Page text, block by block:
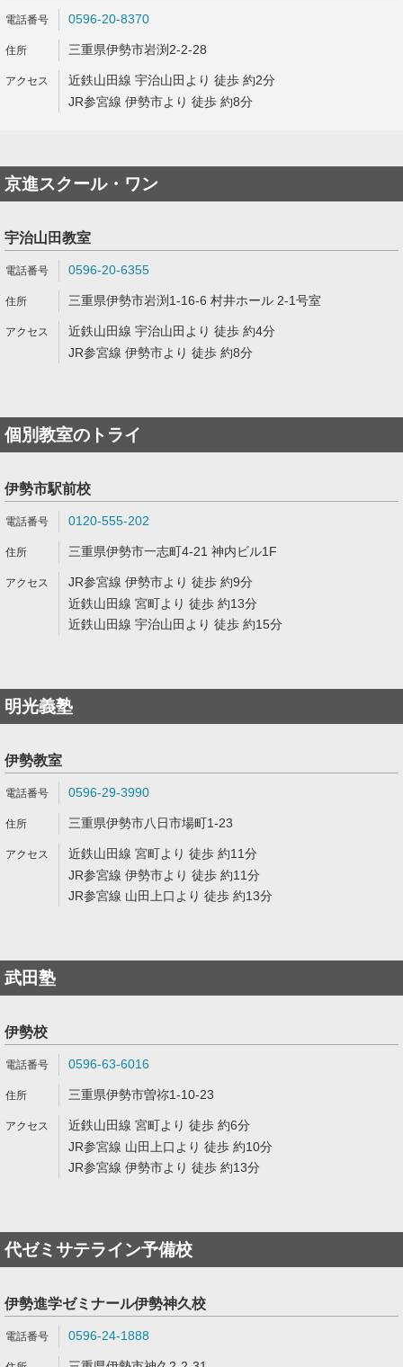
0596-20-8370
三重県伊勢市岩渕2-2-28
近鉄山田線 宇治山田より 徒歩 約2分
JR参宮線 伊勢市より 徒歩 約8分
京進スクール・ワン
宇治山田教室
0596-20-6355
三重県伊勢市岩渕1-16-6 村井ホール 2-1号室
近鉄山田線 宇治山田より 徒歩 約4分
JR参宮線 伊勢市より 徒歩 約8分
個別教室のトライ
伊勢市駅前校
0120-555-202
三重県伊勢市一志町4-21 神内ビル1F
JR参宮線 伊勢市より 徒歩 約9分
近鉄山田線 宮町より 徒歩 約13分
近鉄山田線 宇治山田より 徒歩 約15分
明光義塾
伊勢教室
0596-29-3990
三重県伊勢市八日市場町1-23
近鉄山田線 宮町より 徒歩 約11分
JR参宮線 伊勢市より 徒歩 約11分
JR参宮線 山田上口より 徒歩 約13分
武田塾
伊勢校
0596-63-6016
三重県伊勢市曽祢1-10-23
近鉄山田線 宮町より 徒歩 約6分
JR参宮線 山田上口より 徒歩 約10分
JR参宮線 伊勢市より 徒歩 約13分
代ゼミサテライン予備校
伊勢進学ゼミナール伊勢神久校
0596-24-1888